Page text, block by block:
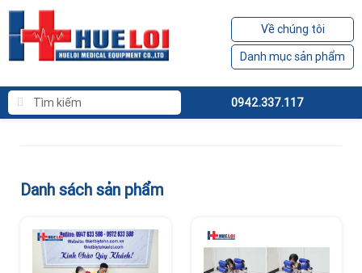
Về chúng tôi
Danh mục sản phẩm
0942.337.117
Danh sách sản phẩm